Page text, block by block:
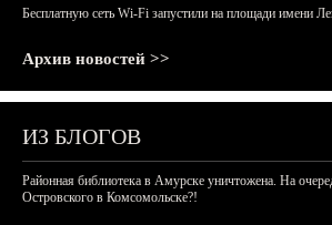
Бесплатную сеть Wi-Fi запустили на площади имени
Архив новостей >>
ИЗ БЛОГОВ
Районная библиотека в Амурске уничтожена. На
Островского в Комсомольске?!